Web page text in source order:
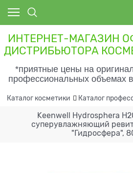
ИНТЕРНЕТ-МАГАЗИН
ДИСТРИБЬЮТОРА
*приятные цены на
профессиональных объемах
Каталог косметики Каталог
Keenwell Hydrosphera
суперувлажняющий
"Гидросфера",